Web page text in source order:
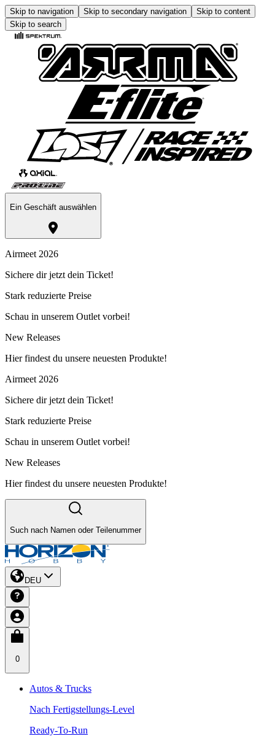
Skip to navigation Skip to secondary navigation
Skip to content
Skip to search
Ein Geschäft auswählen
Airmeet 2026
Sichere dir jetzt dein Ticket!
Stark reduzierte Preise
Schau in unserem Outlet vorbei!
New Releases
Hier findest du unsere neuesten Produkte!
Airmeet 2026
Sichere dir jetzt dein Ticket!
Stark reduzierte Preise
Schau in unserem Outlet vorbei!
New Releases
Hier findest du unsere neuesten Produkte!
Such nach Namen oder Teilenummer
DEU
0
Autos & Trucks
Nach Fertigstellungs-Level
Ready-To-Run